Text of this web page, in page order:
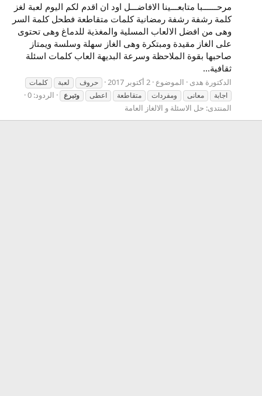
مرحــــــبا متابعـــينا الافاضـــل اود ان اقدم لكم اليوم لعبة لغز
كلمة رشفة رشفة رمضانية كلمات متقاطعة فطحل كلمة السر
وهى من افضل الالعاب المسلية والمغذية للدماغ وهى تحتوى
على الغاز مقيدة ومبتكرة وهى الغاز سهلة وسلسة ويمتاز
صاحبها بقوة الملاحظة وسرعة البديهة العاب كلمات اسئلة
ثقافية...
الدكتورة هدى الموضوع 2 أكتوبر 2017 حروف لعبة
كلمات
اجابة
معانى ومفردات متقاطعة اعطى وتبرع
الردود: 0
المنتدى: حل الاسئلة و الالغاز العامة